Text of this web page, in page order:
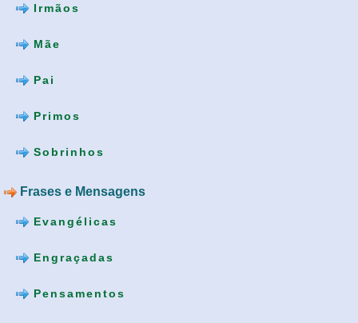
Irmãos
Mãe
Pai
Primos
Sobrinhos
Frases e Mensagens
Evangélicas
Engraçadas
Pensamentos